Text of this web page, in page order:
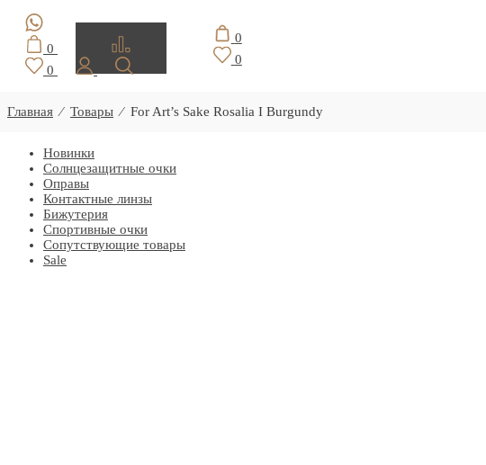
0
0
0
0
Главная ⁄ Товары ⁄ For Art’s Sake Rosalia I Burgundy
Новинки
Солнцезащитные очки
Оправы
Контактные линзы
Бижутерия
Спортивные очки
Сопутствующие товары
Sale